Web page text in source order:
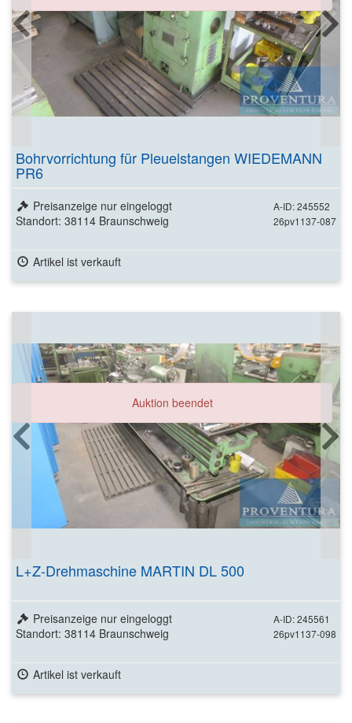
Bohrvorrichtung für Pleuelstangen WIEDEMANN
PR6
A-ID: 245552
26pv1137-087
Preisanzeige nur eingeloggt
Standort: 38114 Braunschweig
Artikel ist verkauft
Auktion beendet
L+Z-Drehmaschine MARTIN DL 500
A-ID: 245561
26pv1137-098
Preisanzeige nur eingeloggt
Standort: 38114 Braunschweig
Artikel ist verkauft